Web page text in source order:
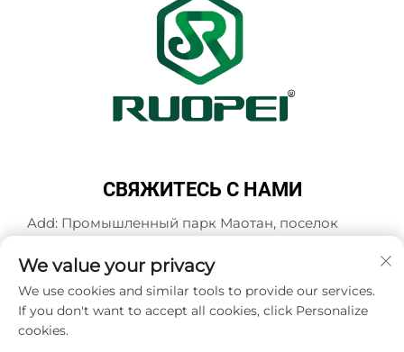
СВЯЖИТЕСЬ С НАМИ
Add: Промышленный парк Маотан, поселок
провинция Чжэцзян, Китай
Тел.:+86-13616897017
Эл. почта:[email protected]
We value your privacy
We use cookies and similar tools to provide our services.
If you don't want to accept all cookies, click Personalize
cookies.